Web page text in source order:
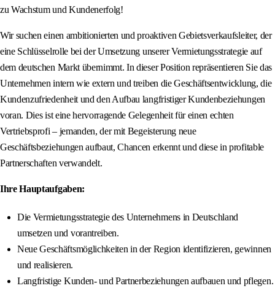
zu Wachstum und Kundenerfolg!
Wir suchen einen ambitionierten und proaktiven Gebietsverkaufsleiter, der
eine Schlüsselrolle bei der Umsetzung unserer Vermietungsstrategie auf
dem deutschen Markt übernimmt. In dieser Position repräsentieren Sie das
Unternehmen intern wie extern und treiben die Geschäftsentwicklung, die
Kundenzufriedenheit und den Aufbau langfristiger Kundenbeziehungen
voran. Dies ist eine hervorragende Gelegenheit für einen echten
Vertriebsprofi – jemanden, der mit Begeisterung neue
Geschäftsbeziehungen aufbaut, Chancen erkennt und diese in profitable
Partnerschaften verwandelt.
Ihre Hauptaufgaben:
Die Vermietungsstrategie des Unternehmens in Deutschland
umsetzen und vorantreiben.
Neue Geschäftsmöglichkeiten in der Region identifizieren, gewinnen
und realisieren.
Langfristige Kunden- und Partnerbeziehungen aufbauen und pflegen.